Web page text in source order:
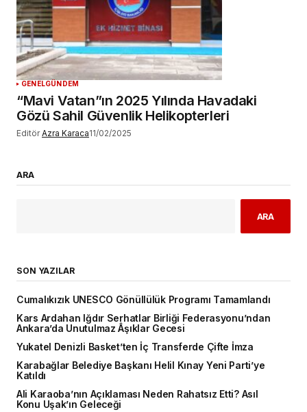
GENELGÜNDEM
“Mavi Vatan”ın 2025 Yılında Havadaki
Gözü Sahil Güvenlik Helikopterleri
Editör Azra Karaca11/02/2025
ARA
ARA
SON YAZILAR
Cumalıkızık UNESCO Gönüllülük Programı Tamamlandı
Kars Ardahan Iğdır Serhatlar Birliği Federasyonu’ndan
Ankara’da Unutulmaz Âşıklar Gecesi
Yukatel Denizli Basket’ten İç Transferde Çifte İmza
Karabağlar Belediye Başkanı Helil Kınay Yeni Parti’ye
Katıldı
Ali Karaoba’nın Açıklaması Neden Rahatsız Etti? Asıl
Konu Uşak’ın Geleceği